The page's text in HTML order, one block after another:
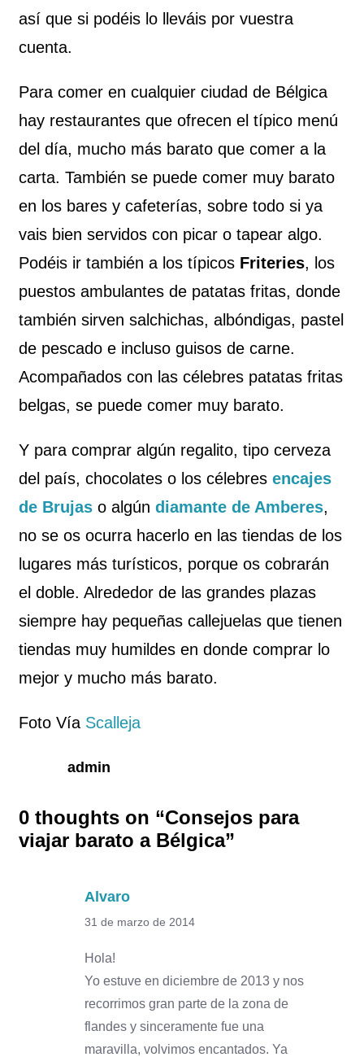
así que si podéis lo lleváis por vuestra
cuenta.
Para comer en cualquier ciudad de Bélgica
hay restaurantes que ofrecen el típico menú
del día, mucho más barato que comer a la
carta. También se puede comer muy barato
en los bares y cafeterías, sobre todo si ya
vais bien servidos con picar o tapear algo.
Podéis ir también a los típicos Friteries, los
puestos ambulantes de patatas fritas, donde
también sirven salchichas, albóndigas, pastel
de pescado e incluso guisos de carne.
Acompañados con las célebres patatas fritas
belgas, se puede comer muy barato.
Y para comprar algún regalito, tipo cerveza
del país, chocolates o los célebresencajes
de Brujas o algúndiamante de Amberes,
no se os ocurra hacerlo en las tiendas de los
lugares más turísticos, porque os cobrarán
el doble. Alrededor de las grandes plazas
siempre hay pequeñas callejuelas que tienen
tiendas muy humildes en donde comprar lo
mejor y mucho más barato.
Foto Vía Scalleja
admin
0 thoughts on “Consejos para
viajar barato a Bélgica”
Alvaro
31 de marzo de 2014
Hola!
Yo estuve en diciembre de 2013 y nos
recorrimos gran parte de la zona de
flandes y sinceramente fue una
maravilla, volvimos encantados. Ya